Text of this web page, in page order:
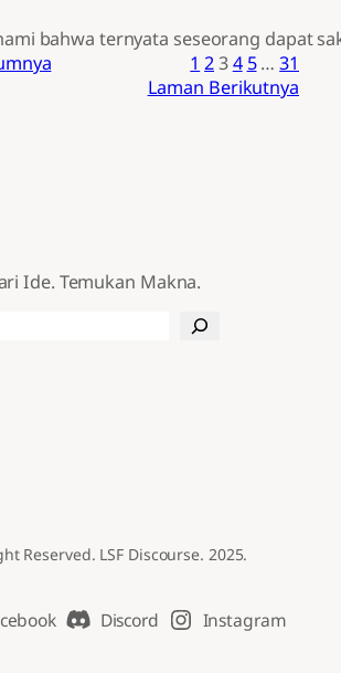
bahwa ternyata seseorang dapat
1 234 5 … 31
Laman Berikutnya
Ide. Temukan Makna.
Reserved. LSF Discourse. 2025.
Discord Instagram